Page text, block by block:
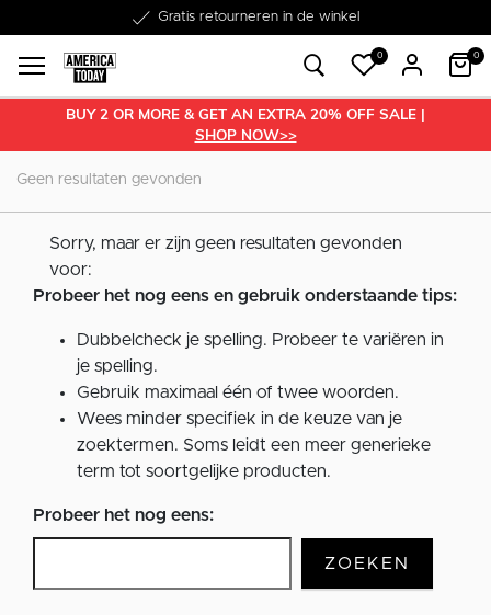
Gratis verzending vanaf €50
Binnen 1-3 werkdagen in huis
30 dagen retourrecht
Gratis retourneren in de winkel
€10 welkomstkorting
Word lid van onze Member Club!
0 0
BUY 2 OR MORE & GET AN EXTRA 20% OFF SALE |
SHOP NOW>>
Geen resultaten gevonden
Sorry, maar er zijn geen resultaten gevonden
voor:
Probeer het nog eens en gebruik onderstaande tips:
Dubbelcheck je spelling. Probeer te variëren in
je spelling.
Gebruik maximaal één of twee woorden.
Wees minder specifiek in de keuze van je
zoektermen. Soms leidt een meer generieke
term tot soortgelijke producten.
Probeer het nog eens:
ZOEKEN